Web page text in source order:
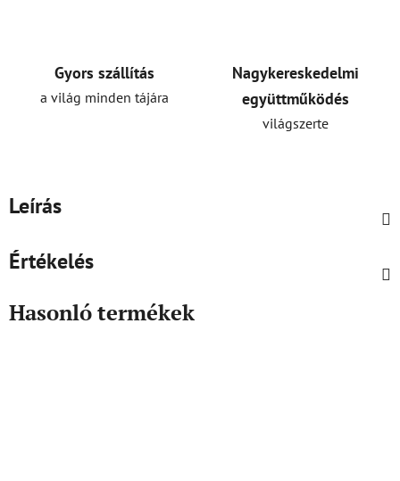
Gyors szállítás
a világ minden tájára
Nagykereskedelmi
együttműködés
világszerte
Leírás
Értékelés
Hasonló termékek